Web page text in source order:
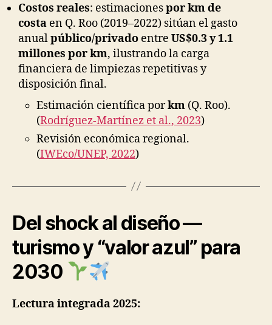
Costos reales: estimacionespor km de
costa en Q. Roo (2019–2022) sitúan el gasto
anualpúblico/privado entre US$0.3 y 1.1
millones por km, ilustrando la carga
financiera de limpiezas repetitivas y
disposición final.
Estimación científica porkm (Q. Roo).
(Rodríguez-Martínez et al., 2023)
Revisión económica regional.
(IWEco/UNEP, 2022)
Del shock al diseño —
turismo y “valor azul” para
2030
Lectura integrada 2025: